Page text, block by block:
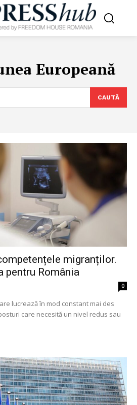
Europeană
CAUTĂ
migranților.
pentru România
0
lucrează în mod constant mai des
care necesită un nivel redus sau